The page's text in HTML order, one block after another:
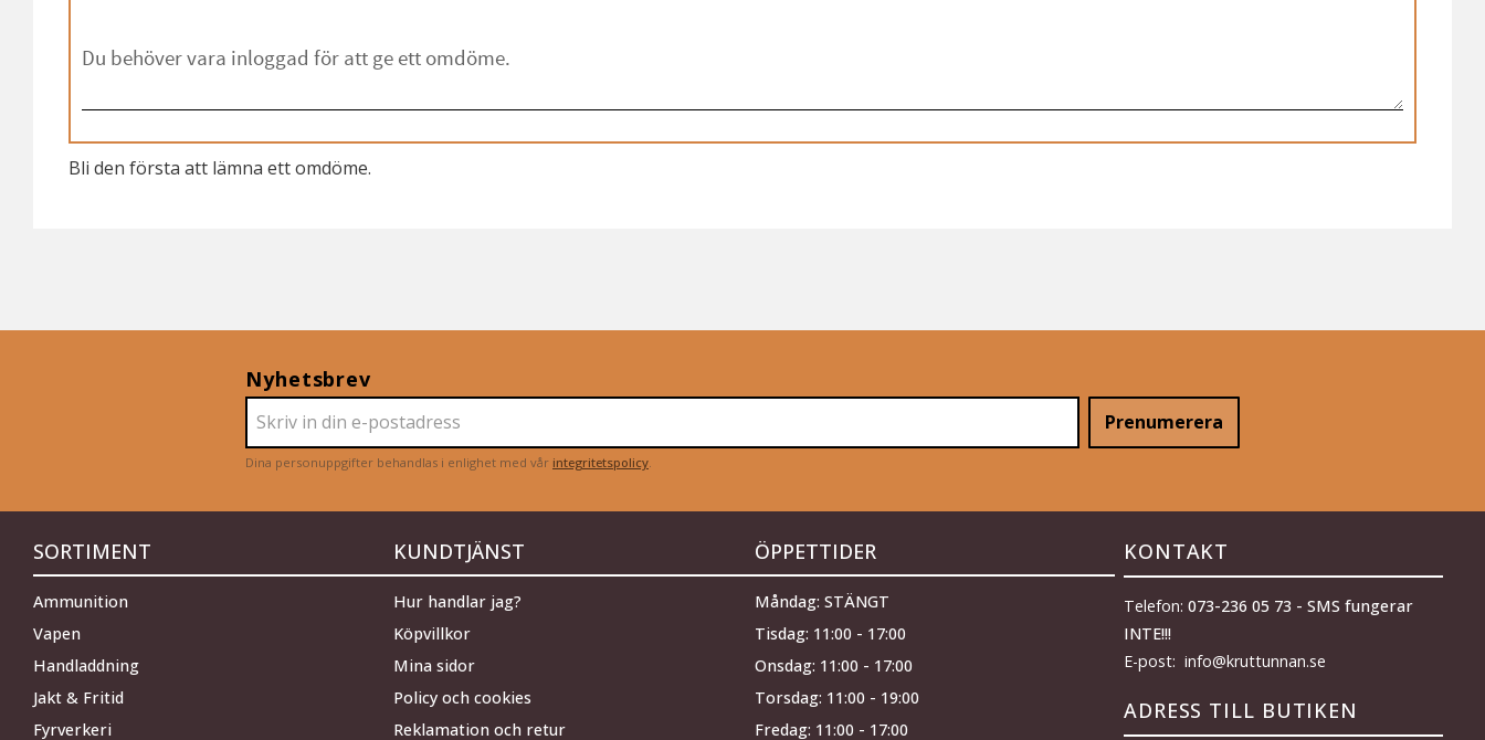
Bli den första att lämna ett omdöme.
Nyhetsbrev
Prenumerera
Dina personuppgifter behandlas i enlighet med vår integritetspolicy.
SORTIMENT
Ammunition
Vapen
Handladdning
Jakt & Fritid
Fyrverkeri
KUNDTJÄNST
Hur handlar jag?
Köpvillkor
Mina sidor
Policy och cookies
Reklamation och retur
ÖPPETTIDER
Måndag: STÄNGT
Tisdag: 11:00 - 17:00
Onsdag: 11:00 - 17:00
Torsdag: 11:00 - 19:00
Fredag: 11:00 - 17:00
KONTAKT
Telefon: 073-236 05 73 - SMS fungerar
INTE!!!
E-post: info@kruttunnan.se
ADRESS TILL BUTIKEN